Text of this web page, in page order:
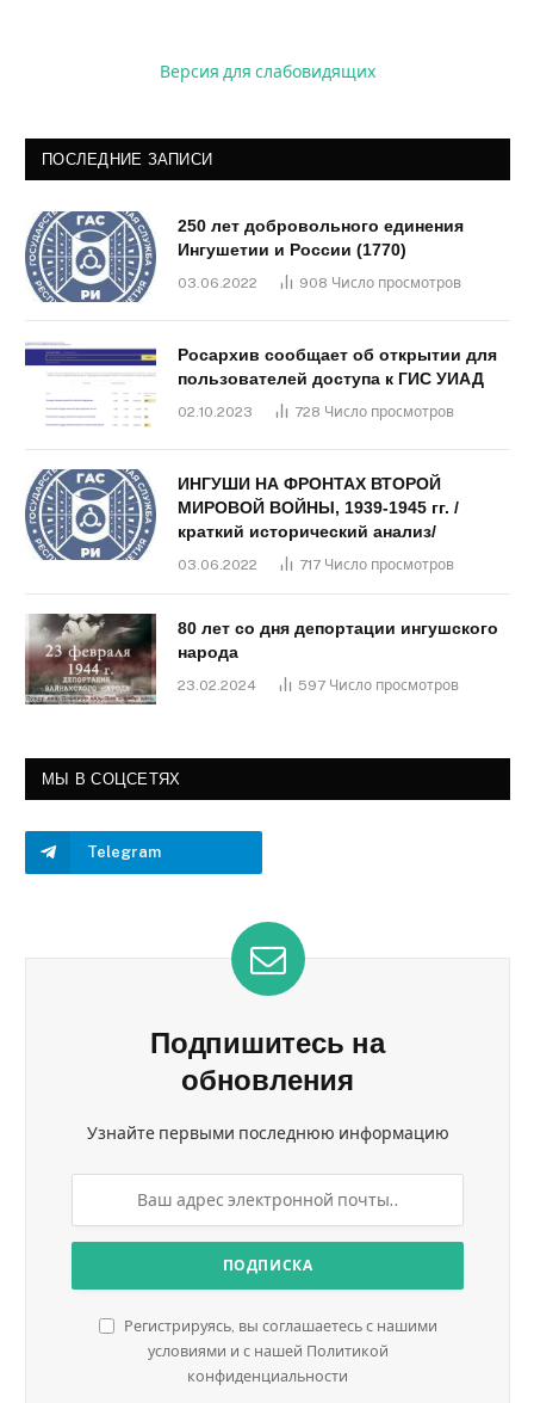
Версия для слабовидящих
ПОСЛЕДНИЕ ЗАПИСИ
250 лет добровольного единения
Ингушетии и России (1770)
03.06.2022 908 Число просмотров
Росархив сообщает об открытии для
пользователей доступа к ГИС УИАД
02.10.2023 728 Число просмотров
ИНГУШИ НА ФРОНТАХ ВТОРОЙ
МИРОВОЙ ВОЙНЫ, 1939-1945 гг. /
краткий исторический анализ/
03.06.2022 717 Число просмотров
80 лет со дня депортации ингушского
народа
23.02.2024 597 Число просмотров
МЫ В СОЦСЕТЯХ
Telegram
Подпишитесь на
обновления
Узнайте первыми последнюю информацию
Регистрируясь, вы соглашаетесь с нашими
условиями и с нашей Политикой
конфиденциальности